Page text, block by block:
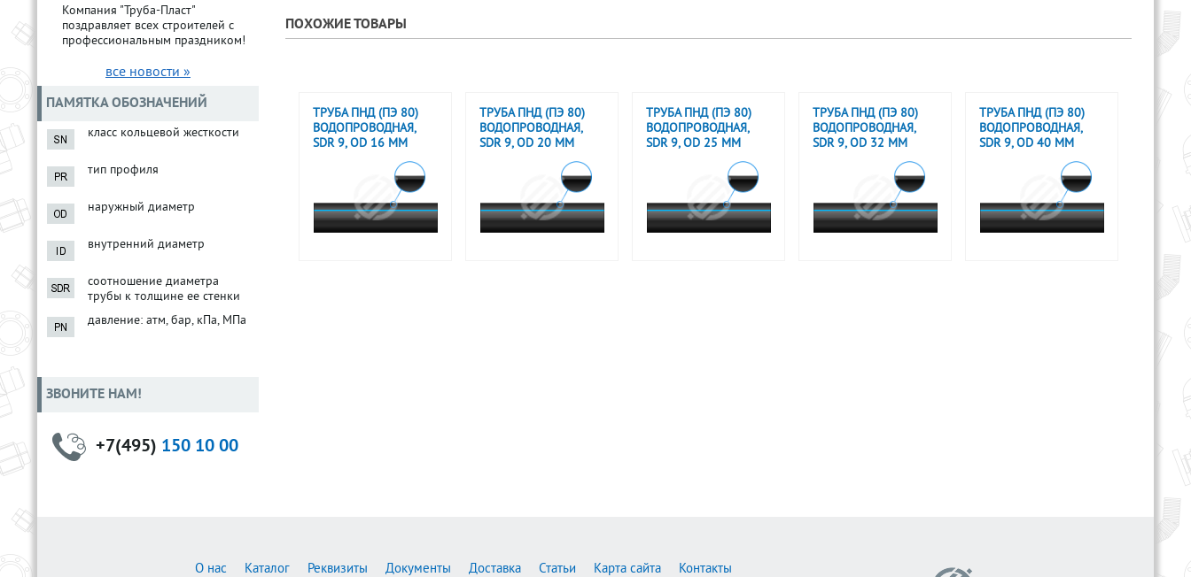
ПОХОЖИЕ ТОВАРЫ
ТРУБА ПНД (ПЭ 80)
ВОДОПРОВОДНАЯ,
SDR 9, OD 16 ММ
ТРУБА ПНД (ПЭ 80)
ВОДОПРОВОДНАЯ,
SDR 9, OD 20 ММ
ТРУБА ПНД (ПЭ 80)
ВОДОПРОВОДНАЯ,
SDR 9, OD 25 ММ
ТРУБА ПНД (ПЭ 80)
ВОДОПРОВОДНАЯ,
SDR 9, OD 32 ММ
ТРУБА ПНД (ПЭ 80)
ВОДОПРОВОДНАЯ,
SDR 9, OD 40 ММ
Компания "Труба-Пласт"
поздравляет всех строителей с
профессиональным праздником!
все новости »
ПАМЯТКА ОБОЗНАЧЕНИЙ
класс кольцевой жесткости
тип профиля
наружный диаметр
внутренний диаметр
соотношение диаметра
трубы к толщине ее стенки
давление: атм, бар, кПа, МПа
ЗВОНИТЕ НАМ!
+7(495) 150 10 00
О нас Каталог Реквизиты Документы Доставка Статьи Карта сайта Контакты